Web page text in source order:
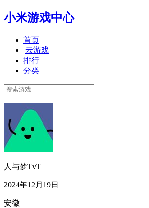
小米游戏中心
首页
云游戏
排行
分类
人与梦TvT
2024年12月19日
安徽